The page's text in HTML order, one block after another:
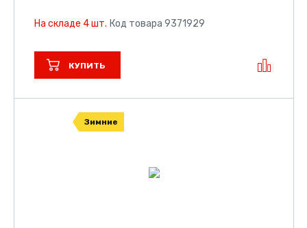
На складе 4 шт. Код товара 9371929
КУПИТЬ
Зимние